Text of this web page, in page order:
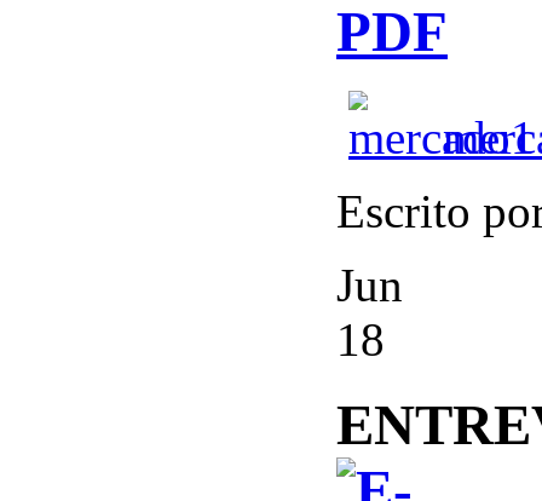
Escrito
Jun
18